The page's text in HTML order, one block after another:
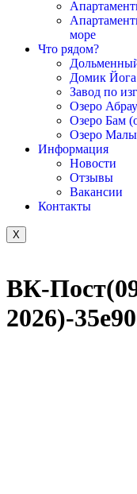
море
Что рядом?
Домик Йога
Завод по
Озеро Абрау
Озеро Бам
Озеро
Информация
Новости
Отзывы
Вакансии
Контакты
X
ВК-
2026)-